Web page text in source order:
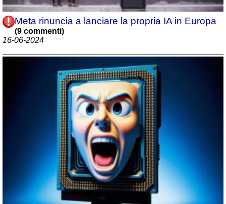
Meta rinuncia a lanciare la propria IA in Europa
(9 commenti)
16-06-2024